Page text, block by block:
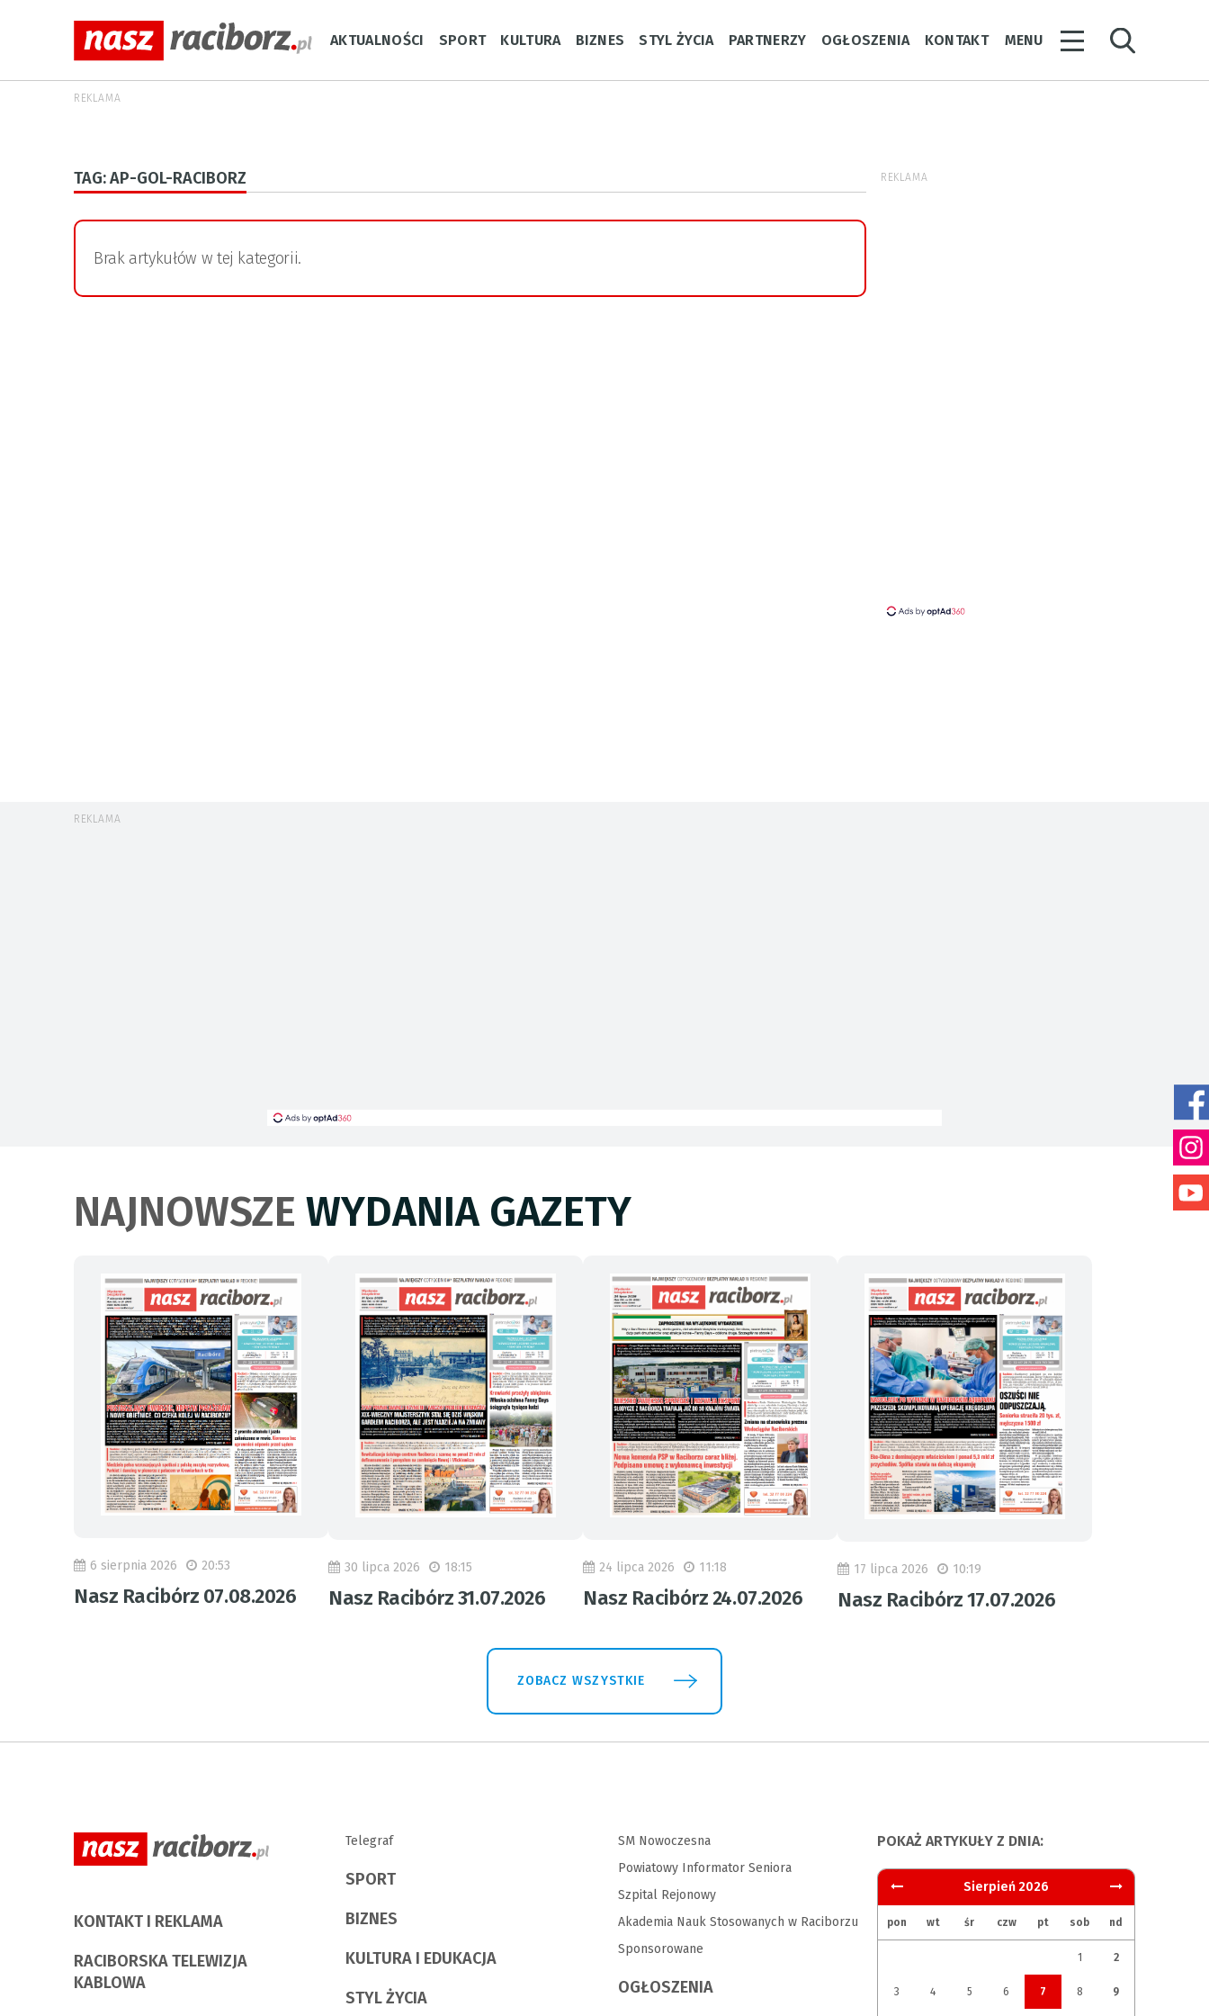
AKTUALNOŚCI SPORT KULTURA BIZNES STYL ŻYCIA PARTNERZY OGŁOSZENIA KONTAKT MENU
REKLAMA
TAG: AP-GOL-RACIBORZ
Brak artykułów w tej kategorii.
REKLAMA
REKLAMA
NAJNOWSZE WYDANIA GAZETY
6 sierpnia 2026 20:53
Nasz Racibórz 07.08.2026
30 lipca 2026 18:15
Nasz Racibórz 31.07.2026
24 lipca 2026 11:18
Nasz Racibórz 24.07.2026
17 lipca 2026 10:19
Nasz Racibórz 17.07.2026
ZOBACZ WSZYSTKIE
KONTAKT I REKLAMA
RACIBORSKA TELEWIZJA
KABLOWA
Telegraf
SPORT
BIZNES
KULTURA I EDUKACJA
STYL ŻYCIA
SM Nowoczesna
Powiatowy Informator Seniora
Szpital Rejonowy
Akademia Nauk Stosowanych w Raciborzu
Sponsorowane
OGŁOSZENIA
POKAŻ ARTYKUŁY Z DNIA:
Sierpień 2026
pon wt śr czw pt sob nd
1 2
3 4 5 6 7 8 9